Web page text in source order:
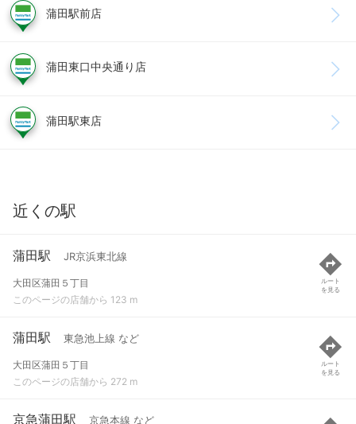
蒲田駅前店
蒲田東口中央通り店
蒲田駅東店
近くの駅
蒲田駅 JR京浜東北線
大田区蒲田５丁目
このページの店舗から 123 m
ルート
を見る
蒲田駅 東急池上線 など
大田区蒲田５丁目
このページの店舗から 272 m
ルート
を見る
京急蒲田駅 京急本線 など